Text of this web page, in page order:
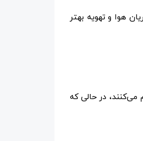
هوا و تهویه بهتر
در حالی که